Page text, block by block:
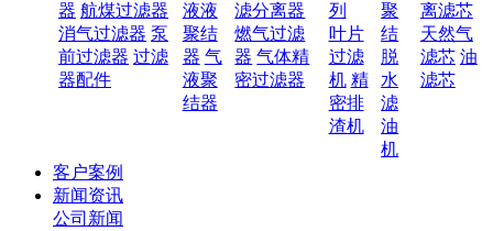
器 航煤过滤器
消气过滤器 泵
前过滤器 过滤
器配件
液液
聚结
器 气
液聚
结器
滤分离器
燃气过滤
器 气体精
密过滤器
列
叶片
过滤
机 精
密排
渣机
聚
结
脱
水
滤
油
机
离滤芯
天然气
滤芯 油
滤芯
客户案例
新闻资讯
公司新闻